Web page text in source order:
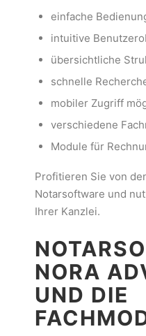
einfache
intuitive
übersichtliche
schnelle
mobiler Zugriff
verschiedene
Module für
Profitieren Sie von
Notarsoftware und
Ihrer Kanzlei.
NORA
UND DIE